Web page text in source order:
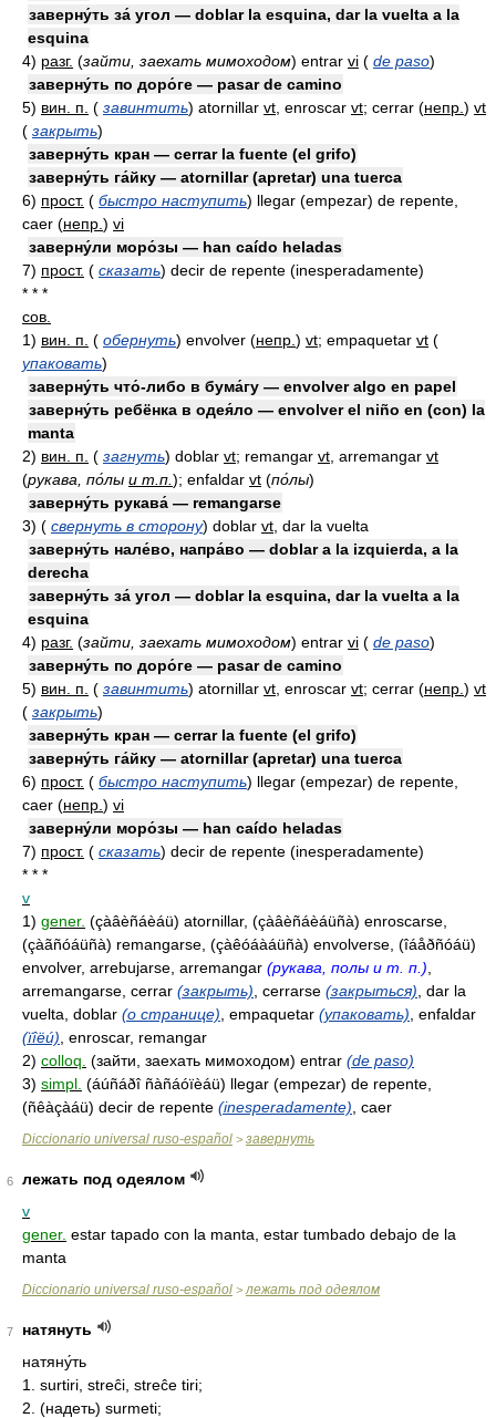
заверну́ть за́ угол — doblar la esquina, dar la vuelta a la
esquina
4) разг. (зайти, заехать мимоходом) entrar vi ( de paso)
заверну́ть по доро́ге — pasar de camino
5) вин. п. ( завинтить) atornillar vt , enroscar vt; cerrar (непр. ) vt
( закрыть)
заверну́ть кран — cerrar la fuente (el grifo)
заверну́ть га́йку — atornillar (apretar) una tuerca
6) прост. ( быстро наступить) llegar (empezar) de repente,
caer (непр. ) vi
заверну́ли моро́зы — han caído heladas
7) прост. ( сказать) decir de repente (inesperadamente)
* * *
сов.
1) вин. п. ( обернуть) envolver (непр. ) vt; empaquetar vt (
упаковать)
заверну́ть что́-либо в бума́гу — envolver algo en papel
заверну́ть ребёнка в одея́ло — envolver el niño en (con) la
manta
2) вин. п. ( загнуть) doblar vt; remangar vt , arremangar vt
(рукава, по́лы и т.п. ); enfaldar vt (по́лы)
заверну́ть рукава́ — remangarse
3) ( свернуть в сторону) doblar vt , dar la vuelta
заверну́ть нале́во, напра́во — doblar a la izquierda, a la
derecha
заверну́ть за́ угол — doblar la esquina, dar la vuelta a la
esquina
4) разг. (зайти, заехать мимоходом) entrar vi ( de paso)
заверну́ть по доро́ге — pasar de camino
5) вин. п. ( завинтить) atornillar vt , enroscar vt; cerrar (непр. ) vt
( закрыть)
заверну́ть кран — cerrar la fuente (el grifo)
заверну́ть га́йку — atornillar (apretar) una tuerca
6) прост. ( быстро наступить) llegar (empezar) de repente,
caer (непр. ) vi
заверну́ли моро́зы — han caído heladas
7) прост. ( сказать) decir de repente (inesperadamente)
* * *
v
1) gener. (çàâèñáèáü) atornillar, (çàâèñáèáüñà) enroscarse,
(çàãñóáüñà) remangarse, (çàêóáàáüñà) envolverse, (îáåðñóáü)
envolver, arrebujarse, arremangar (рукава, полы и т. п.)
arremangarse, cerrar (закрыть) , cerrarse (закрыться) , dar la
vuelta, doblar (о странице) , empaquetar (упаковать) , enfaldar
(ïîëú) , enroscar, remangar
2) colloq. (зайти, заехать мимоходом) entrar (de paso)
3) simpl. (áúñáðî ñàñáóïèáü) llegar (empezar) de repente,
(ñêàçàáü) decir de repente (inesperadamente) , caer
Diccionario universal ruso-español > завернуть
6
лежать под одеялом
v
gener. estar tapado con la manta, estar tumbado debajo de la
manta
Diccionario universal ruso-español > лежать под одеялом
7
натянуть
натяну́ть
1. surtiri, streĉi, streĉe tiri;
2. (надеть) surmeti;